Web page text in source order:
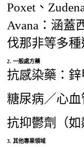
Poxet、
Avana：涵蓋
伐那非等多種
2. 一般處方藥
抗感染藥：
糖尿病／心血
抗抑鬱劑（
3. 其他專業領域